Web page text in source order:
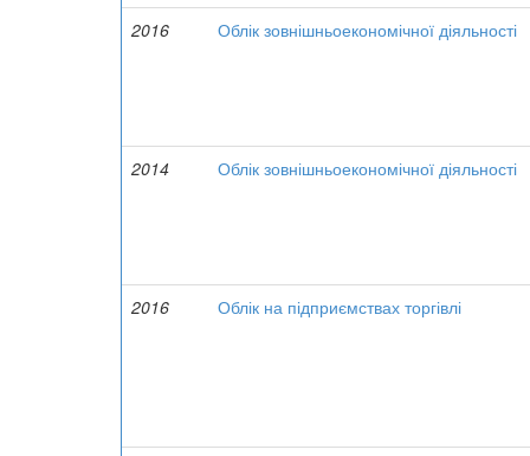
2016
Облік зовнішньоекономічної діяльності
2014
Облік зовнішньоекономічної діяльності
2016
Облік на підприємствах торгівлі